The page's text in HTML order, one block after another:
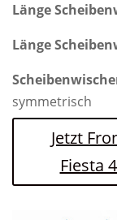
Länge
Länge
symmetrisch
Jetzt
Fiesta